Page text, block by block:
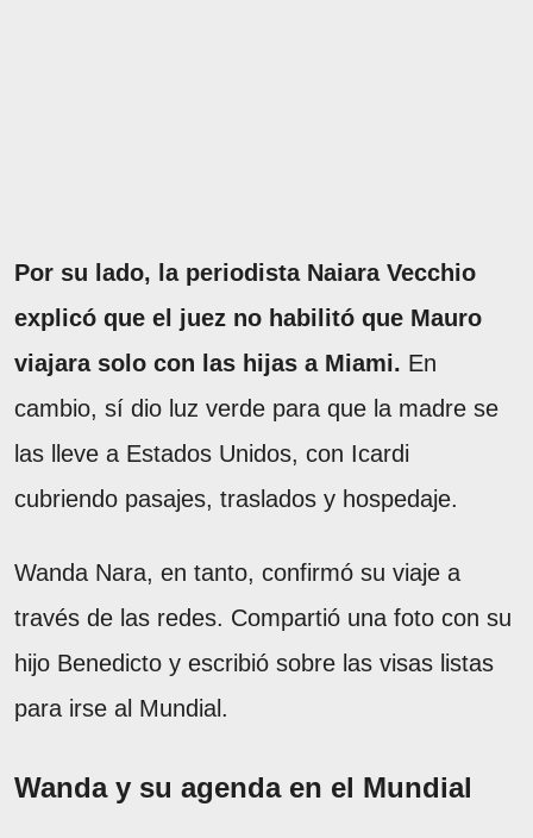
Por su lado, la periodista Naiara Vecchio
explicó que el juez no habilitó que Mauro
viajara solo con las hijas a Miami. En
cambio, sí dio luz verde para que la madre se
las lleve a Estados Unidos, con Icardi
cubriendo pasajes, traslados y hospedaje.
Wanda Nara, en tanto, confirmó su viaje a
través de las redes. Compartió una foto con su
hijo Benedicto y escribió sobre las visas listas
para irse al Mundial.
Wanda y su agenda en el Mundial